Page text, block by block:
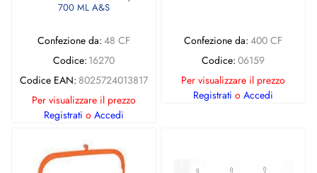
700 ML A&S
Confezione da: 48 CF
Codice: 16270
Codice EAN: 8025724013817
Per visualizzare il prezzo
Registrati o Accedi
Confezione da: 400 CF
Codice: 06159
Per visualizzare il prezzo
Registrati o Accedi